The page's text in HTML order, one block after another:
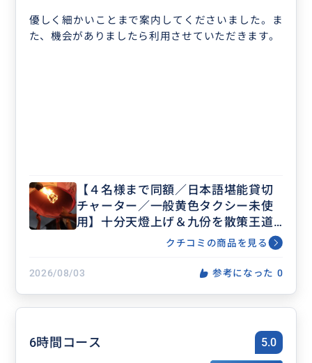
優しく細かいことまで案内してくださいました。ま
た、機会がありましたら利用させていただきます。
【４名様まで同額／日本語堪能貸切
チャーター／一般黄色タクシー未使
用】十分天燈上げ＆九份を散策王道
の日帰りツアー／十分瀑布、野柳ク
イーンズヘッド、十三層遺跡など選
べるプラン＜士林夜市＆ホテル下車
クチコミの商品を見る
2026/08/03 参考になった 0
6時間コース 5.0